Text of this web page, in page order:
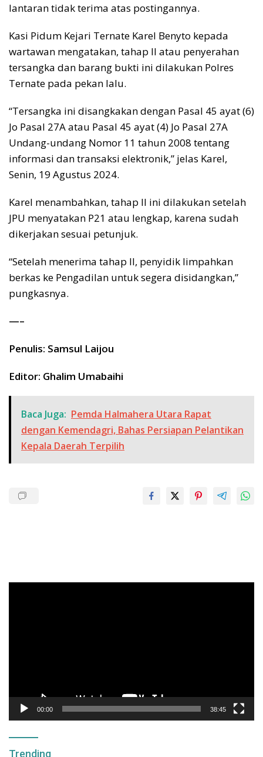
lantaran tidak terima atas postingannya.
Kasi Pidum Kejari Ternate Karel Benyto kepada
wartawan mengatakan, tahap II atau penyerahan
tersangka dan barang bukti ini dilakukan Polres
Ternate pada pekan lalu.
“Tersangka ini disangkakan dengan Pasal 45 ayat (6)
Jo Pasal 27A atau Pasal 45 ayat (4) Jo Pasal 27A
Undang-undang Nomor 11 tahun 2008 tentang
informasi dan transaksi elektronik,” jelas Karel,
Senin, 19 Agustus 2024.
Karel menambahkan, tahap II ini dilakukan setelah
JPU menyatakan P21 atau lengkap, karena sudah
dikerjakan sesuai petunjuk.
“Setelah menerima tahap II, penyidik limpahkan
berkas ke Pengadilan untuk segera disidangkan,”
pungkasnya.
—–
Penulis: Samsul Laijou
Editor: Ghalim Umabaihi
Baca Juga: Pemda Halmahera Utara Rapat
dengan Kemendagri, Bahas Persiapan Pelantikan
Kepala Daerah Terpilih
00:00 38:45
Trending